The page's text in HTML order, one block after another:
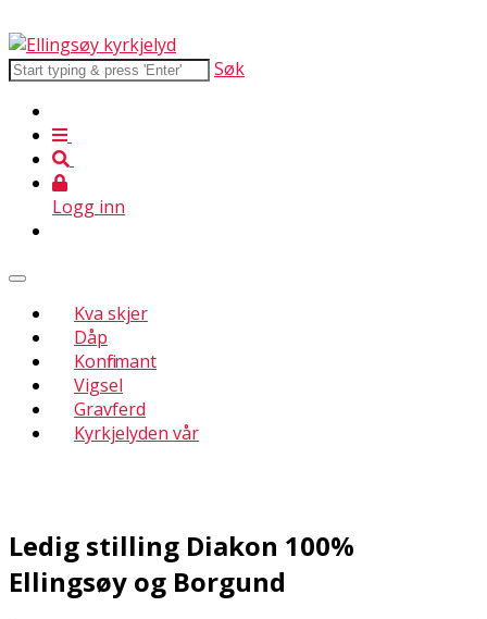
Søk
Logg inn
Kva skjer
Dåp
Konfirmant
Vigsel
Gravferd
Kyrkjelyden vår
Ledig stilling Diakon 100%
Ellingsøy og Borgund